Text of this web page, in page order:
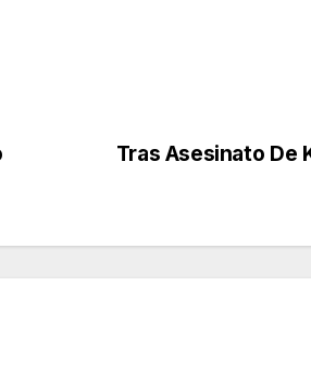
Tras Asesinato De